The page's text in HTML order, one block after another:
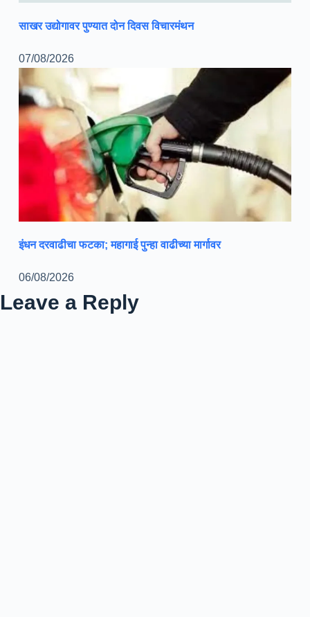
साखर उद्योगावर पुण्यात दोन दिवस विचारमंथन
07/08/2026
इंधन दरवाढीचा फटका; महागाई पुन्हा वाढीच्या मार्गावर
06/08/2026
Leave a Reply